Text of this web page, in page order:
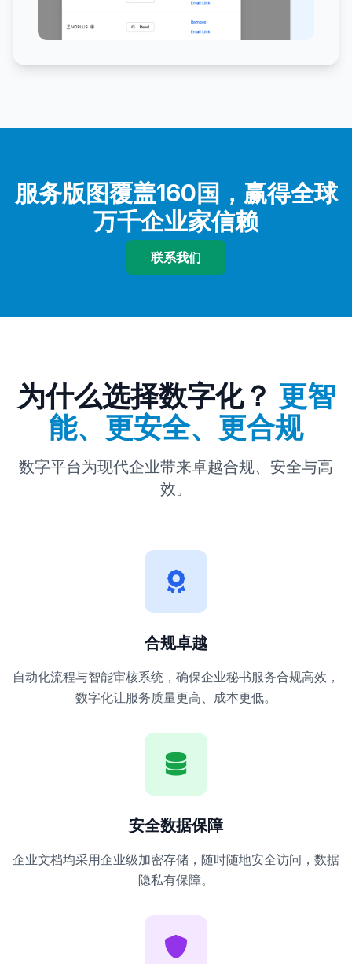
服务版图覆盖160国，赢得全球
万千企业家信赖
联系我们
为什么选择数字化？ 更智
能、更安全、更合规
数字平台为现代企业带来卓越合规、安全与高
效。
合规卓越
自动化流程与智能审核系统，确保企业秘书服务合规高效，
数字化让服务质量更高、成本更低。
安全数据保障
企业文档均采用企业级加密存储，随时随地安全访问，数据
隐私有保障。